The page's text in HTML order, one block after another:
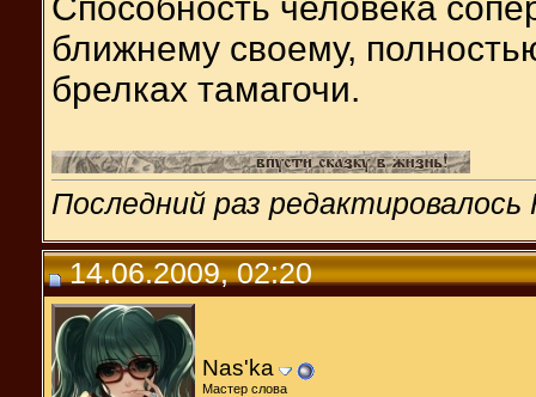
ближнему своему,
брелках тамагочи.
Последний раз
14.06.2009, 02:20
Nas'ka
Мастер слова